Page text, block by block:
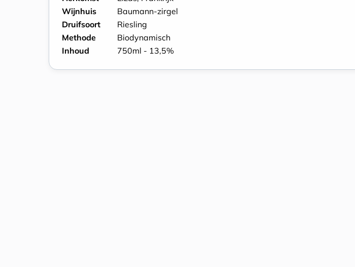
Wijnhuis
Baumann-zirgel
Druifsoort
Riesling
Methode
Biodynamisch
Inhoud
750ml - 13,5%